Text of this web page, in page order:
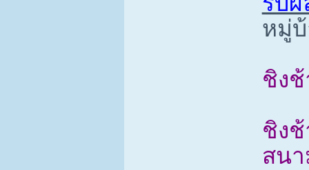
หมู่
ชิง
ชิง
สน